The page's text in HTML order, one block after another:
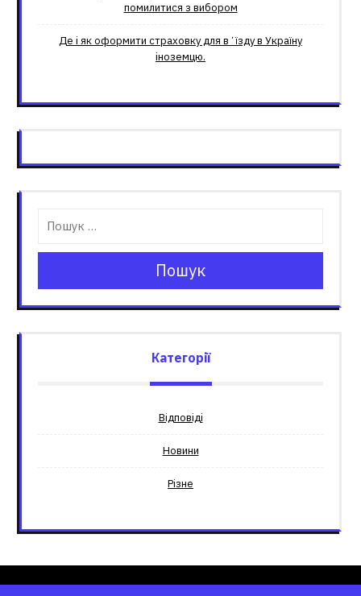
помилитися з вибором
Де і як оформити страховку для вʼїзду в Україну
іноземцю.
Пошук
Категорії
Відповіді
Новини
Різне